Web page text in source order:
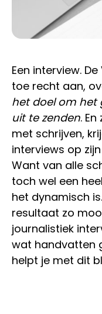
Een interview.
toe recht aan,
het doel om het
uit te zenden.
met schrijven,
interviews op zijn
Want van alle
toch wel een
het dynamisch
resultaat zo
journalistiek
wat handvatten
helpt je met dit